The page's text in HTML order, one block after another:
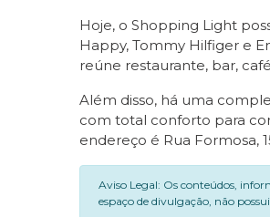
Hoje, o Shopping Light
Happy, Tommy Hilfiger e
reúne restaurante, bar,
Além disso, há uma
com total conforto para
endereço é Rua Formosa,
Aviso Legal: Os conteúdos,
espaço de divulgação, não